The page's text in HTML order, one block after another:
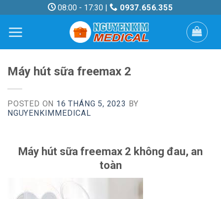
content
08:00 - 17:30 | 0937.656.355
Máy hút sữa freemax 2
POSTED ON 16 THÁNG 5, 2023 BY
NGUYENKIMMEDICAL
Máy hút sữa freemax 2 không đau, an
toàn